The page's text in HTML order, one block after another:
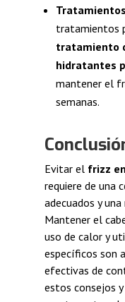
tratamientos
tratamiento
hidratantes
mantener el
semanas.
Evitar el frizz
requiere de una
adecuados y
Mantener el
uso de calor y
específicos son
efectivas de
estos consejos